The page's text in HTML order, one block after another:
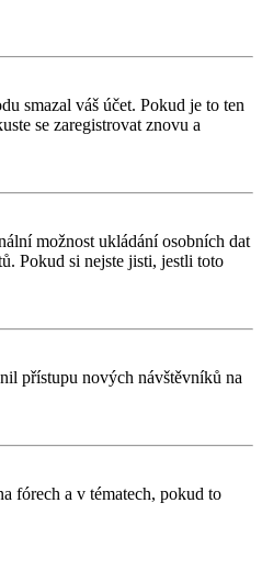
smazal váš účet. Pokud je to ten
se zaregistrovat znovu a
možnost ukládání osobních dat
Pokud si nejste jisti, jestli toto
přístupu nových návštěvníků na
fórech a v tématech, pokud to